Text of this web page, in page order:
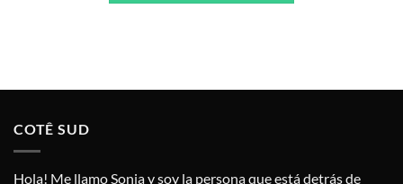
COTÊ SUD
Hola! Me llamo Sonia y soy la persona que está detrás de